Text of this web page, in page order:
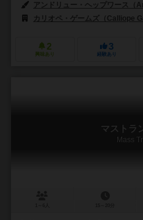
アンドリュー・ヘップワース（
カリオペ・ゲームズ（Calliope
2
興味あり
3
経験あり
マストラ
Mass